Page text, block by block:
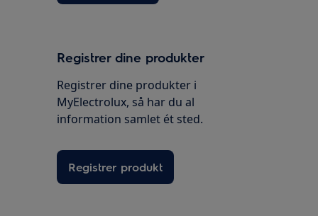
Registrer dine produkter
Registrer dine produkter i
MyElectrolux, så har du al
information samlet ét sted.
Registrer produkt